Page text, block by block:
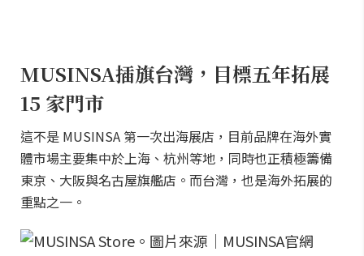
MUSINSA插旗台灣，目標五年拓展
15 家門市
這不是 MUSINSA 第一次出海展店，目前品牌在海外實
體市場主要集中於上海、杭州等地，同時也正積極籌備
東京、大阪與名古屋旗艦店。而台灣，也是海外拓展的
重點之一。